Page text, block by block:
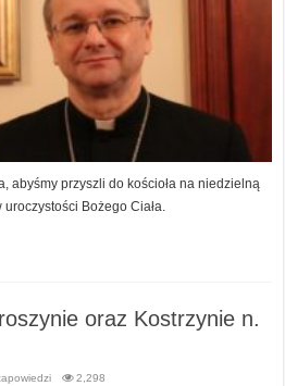
abyśmy przyszli do kościoła na niedzielną
uroczystości Bożego Ciała.
oraz Kostrzynie n.
2,298